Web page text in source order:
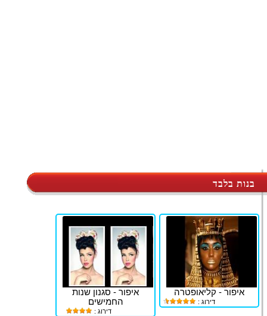
בנות בלבד
איפור - קליאופטרה
דירוג :
איפור - סגנון שנות
החמישים
דירוג :